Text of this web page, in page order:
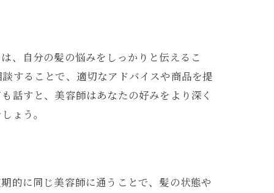
、自分の髪の悩みをしっかりと伝えるこ
することで、適切なアドバイスや商品を提
話すと、美容師はあなたの好みをより深く
ょう。
的に同じ美容師に通うことで、髪の状態や